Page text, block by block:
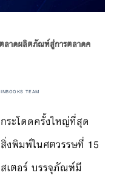
ลาดผลิตภัณฑ์สู่การตลาดค
TEAM
ระโดดครั้งใหญ่ที่สุด
งพิมพ์ในศตวรรษที่ 15
เตอร์ บรรจุภัณฑ์มี